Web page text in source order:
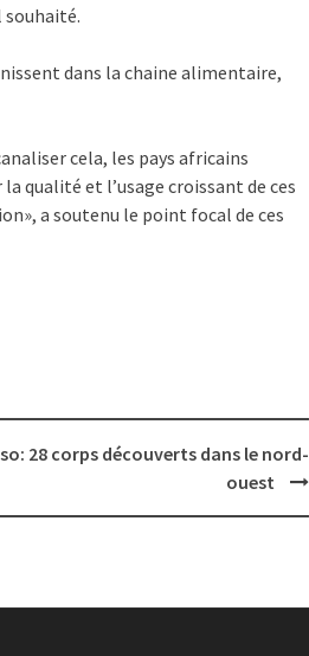
souhaité.
dans la chaine alimentaire,
cela, les pays africains
qualité et l’usage croissant de ces
a soutenu le point focal de ces
28 corps découverts dans le nord-
ouest